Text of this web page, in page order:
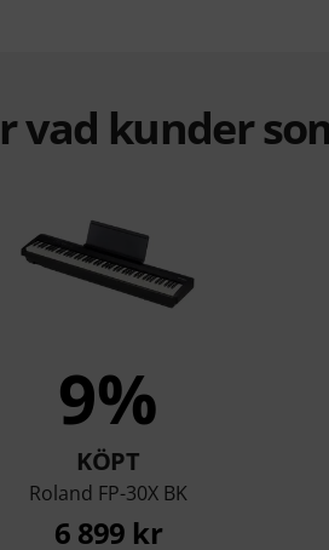
vad kunder
9%
KÖPT
Roland FP-30X BK
6 899 kr